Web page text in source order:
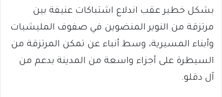
بشكل خطير عقب اندلاع اشتباكات عنيفة بين
مرتزقة من النوير المنضوين في صفوف المليشيات
وأبناء المسيرية، وسط أنباء عن تمكن المرتزقة من
السيطرة على أجزاء واسعة من المدينة بدعم من
آل دقلو.